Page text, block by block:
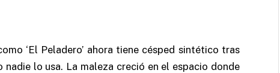
‘El Peladero’ ahora tiene césped sintético tras
nadie lo usa. La maleza creció en el espacio donde